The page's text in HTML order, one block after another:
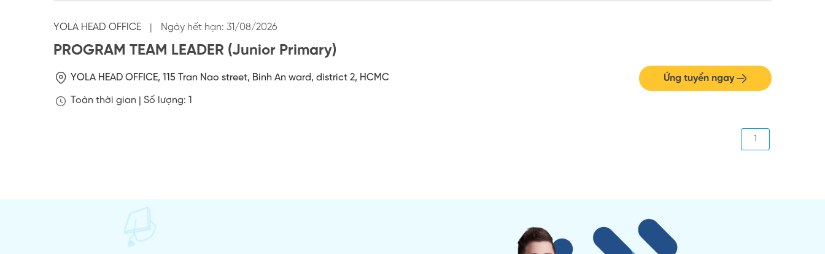
YOLA HEAD OFFICE | Ngày hết hạn: 31/08/2026
PROGRAM TEAM LEADER (Junior Primary)
YOLA HEAD OFFICE, 115 Tran Nao street, Binh An ward, district 2, HCMC
Toàn thời gian | Số lượng: 1
Ứng tuyển ngay
1